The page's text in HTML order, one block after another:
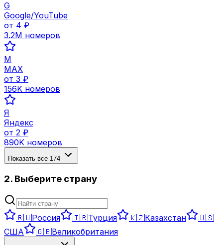
G
Google/YouTube
от 4 ₽
3.2M номеров
M
MAX
от 3 ₽
156K номеров
Я
Яндекс
от 2 ₽
890K номеров
Показать все 174
2. Выберите страну
🇷🇺Россия 🇹🇷Турция 🇰🇿Казахстан
🇺🇸
США
🇬🇧Великобритания